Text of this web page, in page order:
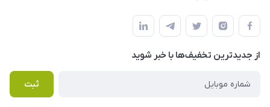
املاک مدنی - نوساز شاپ
لیست محصولات
درباره ما
قوانین و مقررات
حریم خصوصی
راهنما
پرسش های متداول
از جدید‌ترین تخفیف‌ها با‌ خبر شوید
ثبت